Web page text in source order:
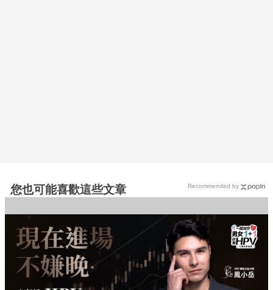
您也可能喜歡這些文章 Recommended by